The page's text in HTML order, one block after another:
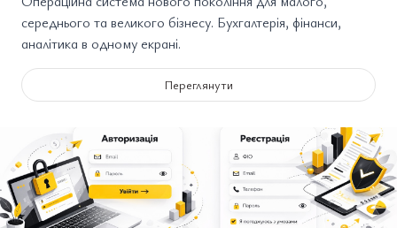
середнього та великого бізнесу. Бухгалтерія, фінанси,
аналітика в одному екрані.
Переглянути